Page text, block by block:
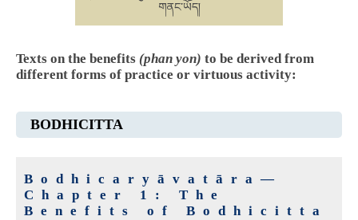
གནང་ཡོད།
Texts on the benefits (phan yon) to be derived from
different forms of practice or virtuous activity:
BODHICITTA
Bodhicaryāvatāra—
Chapter 1: The
Benefits of Bodhicitta